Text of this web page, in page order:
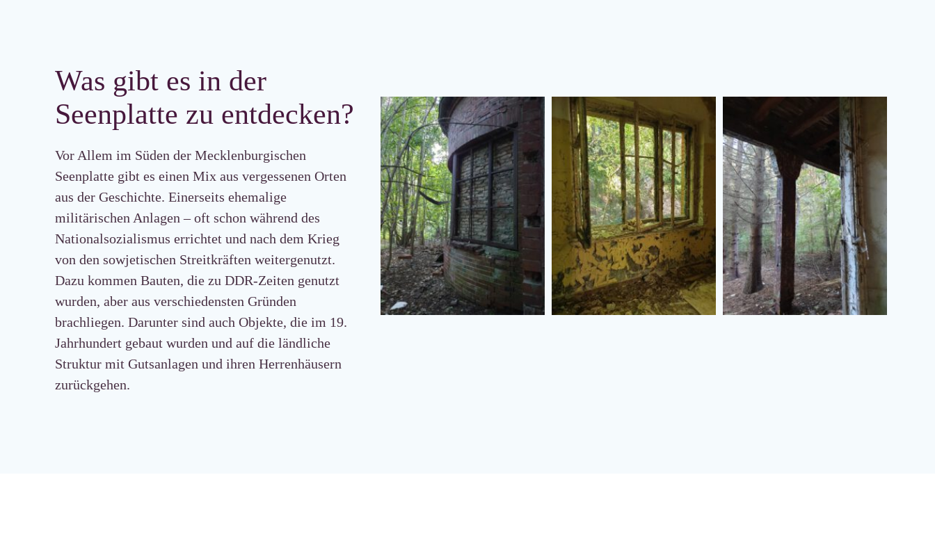
Was gibt es in der
Seenplatte zu entdecken?
Vor Allem im Süden der Mecklenburgischen
Seenplatte gibt es einen Mix aus vergessenen Orten
aus der Geschichte. Einerseits ehemalige
militärischen Anlagen – oft schon während des
Nationalsozialismus errichtet und nach dem Krieg
von den sowjetischen Streitkräften weitergenutzt.
Dazu kommen Bauten, die zu DDR-Zeiten genutzt
wurden, aber aus verschiedensten Gründen
brachliegen. Darunter sind auch Objekte, die im 19.
Jahrhundert gebaut wurden und auf die ländliche
Struktur mit Gutsanlagen und ihren Herrenhäusern
zurückgehen.